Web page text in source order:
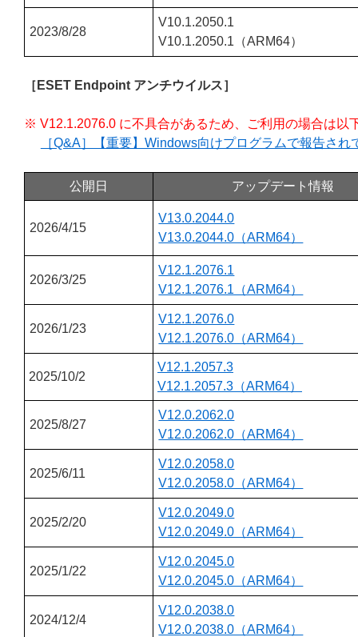
2023/8/28
V10.1.2050.1
V10.1.2050.1（ARM64）
［ESET Endpoint アンチウイルス］
※ V12.1.2076.0 に不具合があるため、ご利用の場合は以
［Q&A］【重要】Windows向けプログラムで報告さ
公開日 アップデート情報
2026/4/15
V13.0.2044.0
V13.0.2044.0（ARM64）
2026/3/25
V12.1.2076.1
V12.1.2076.1（ARM64）
2026/1/23
V12.1.2076.0
V12.1.2076.0（ARM64）
2025/10/2
V12.1.2057.3
V12.1.2057.3（ARM64）
2025/8/27
V12.0.2062.0
V12.0.2062.0（ARM64）
2025/6/11
V12.0.2058.0
V12.0.2058.0（ARM64）
2025/2/20
V12.0.2049.0
V12.0.2049.0（ARM64）
2025/1/22
V12.0.2045.0
V12.0.2045.0（ARM64）
2024/12/4
V12.0.2038.0
V12.0.2038.0（ARM64）